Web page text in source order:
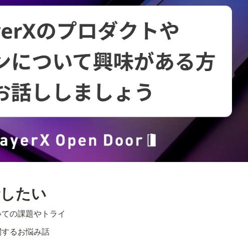
たい
の課題やトライ
るお悩み話